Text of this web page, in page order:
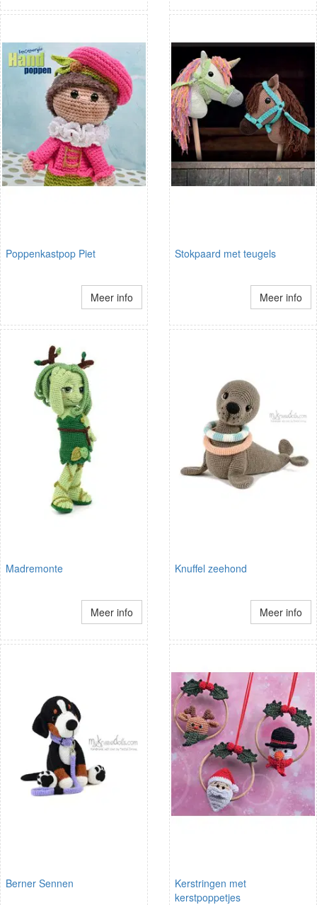
Poppenkastpop Piet
Meer info
Stokpaard met teugels
Meer info
Madremonte
Meer info
Knuffel zeehond
Meer info
Berner Sennen
Kerstringen met
kerstpoppetjes